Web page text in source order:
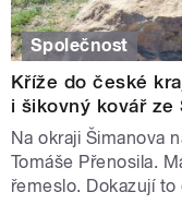
Společnost
Kříže do české
i šikovný kovář ze
Na okraji Šimanova
Tomáše Přenosila.
řemeslo. Dokazují